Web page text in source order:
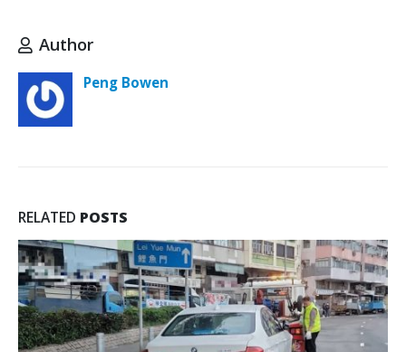
Author
Peng Bowen
RELATED POSTS